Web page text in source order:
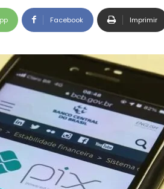
Facebook Imprimir